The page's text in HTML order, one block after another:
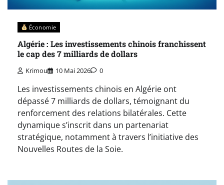
Économie
Algérie : Les investissements chinois franchissent
le cap des 7 milliards de dollars
Krimou 10 Mai 2026 0
Les investissements chinois en Algérie ont
dépassé 7 milliards de dollars, témoignant du
renforcement des relations bilatérales. Cette
dynamique s’inscrit dans un partenariat
stratégique, notamment à travers l’initiative des
Nouvelles Routes de la Soie.